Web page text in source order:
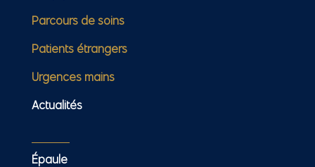
Parcours de soins
Patients étrangers
Urgences mains
Actualités
Épaule